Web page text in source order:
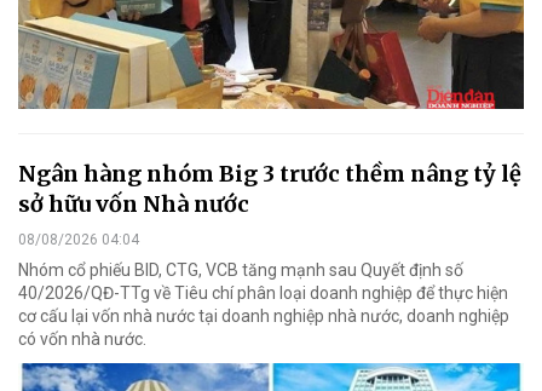
Ngân hàng nhóm Big 3 trước thềm nâng tỷ lệ
sở hữu vốn Nhà nước
08/08/2026 04:04
Nhóm cổ phiếu BID, CTG, VCB tăng mạnh sau Quyết định số
40/2026/QĐ-TTg về Tiêu chí phân loại doanh nghiệp để thực hiện
cơ cấu lại vốn nhà nước tại doanh nghiệp nhà nước, doanh nghiệp
có vốn nhà nước.